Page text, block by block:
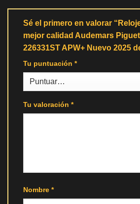
Sé el primero en valorar
mejor calidad Audemars
226331ST APW+ Nuevo 2025
Tu puntuación *
Tu valoración *
Nombre *